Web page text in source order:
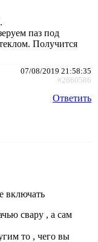
паз под
Получится
07/08/2019 21:58:35
#2660586
Ответить
включать
свару , а сам
то , чего вы